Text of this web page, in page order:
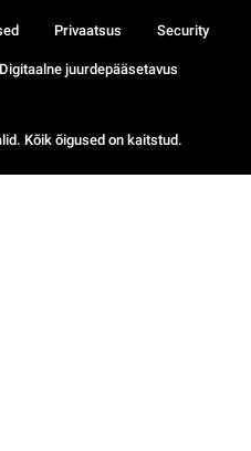
Kõik õigused on kaitstud.
Privaatsus Security
Digitaalne juurdepääsetavus